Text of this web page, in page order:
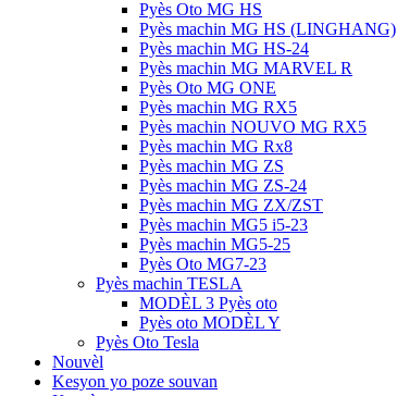
Pyès Oto MG HS
Pyès machin MG HS (LINGHANG)
Pyès machin MG HS-24
Pyès machin MG MARVEL R
Pyès Oto MG ONE
Pyès machin MG RX5
Pyès machin NOUVO MG RX5
Pyès machin MG Rx8
Pyès machin MG ZS
Pyès machin MG ZS-24
Pyès machin MG ZX/ZST
Pyès machin MG5 i5-23
Pyès machin MG5-25
Pyès Oto MG7-23
Pyès machin TESLA
MODÈL 3 Pyès oto
Pyès oto MODÈL Y
Pyès Oto Tesla
Nouvèl
Kesyon yo poze souvan